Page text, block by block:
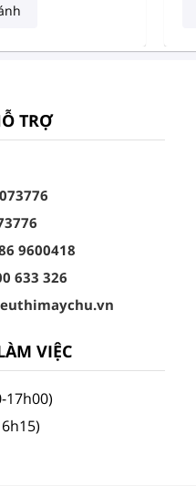
TRỢ
9600418
633 326
VIỆC
17h00)